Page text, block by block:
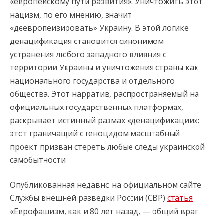
нацизм, по его мнению, значит
«деевропеизировать» Украину. В этой логике
денацификация становится синонимом
устранения любого западного влияния с
территории Украины и уничтожения страны как
национального государства и отдельного
общества. Этот нарратив, распространяемый на
официальных государственных платформах,
раскрывает истинный размах «денацификации»:
этот граничащий с геноцидом масштабный
проект призван стереть любые следы украинской
самобытности.
Опубликованная недавно на официальном сайте
Службы внешней разведки России (СВР) статья
«Еврофашизм, как и 80 лет назад, — общий враг